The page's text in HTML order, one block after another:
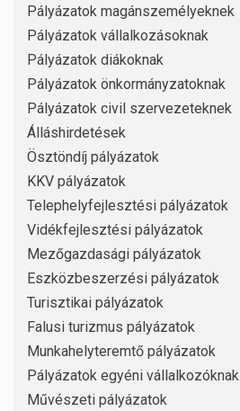
Pályázatok magánszemélyeknek
Pályázatok vállalkozásoknak
Pályázatok diákoknak
Pályázatok önkormányzatoknak
Pályázatok civil szervezeteknek
Álláshirdetések
Ösztöndíj pályázatok
KKV pályázatok
Telephelyfejlesztési pályázatok
Vidékfejlesztési pályázatok
Mezőgazdasági pályázatok
Eszközbeszerzési pályázatok
Turisztikai pályázatok
Falusi turizmus pályázatok
Munkahelyteremtő pályázatok
Pályázatok egyéni vállalkozóknak
Művészeti pályázatok